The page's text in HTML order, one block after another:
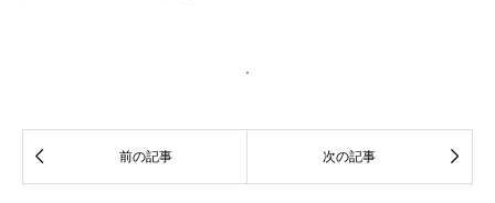
機械掲載ページへ
 前の記事 次の記事 